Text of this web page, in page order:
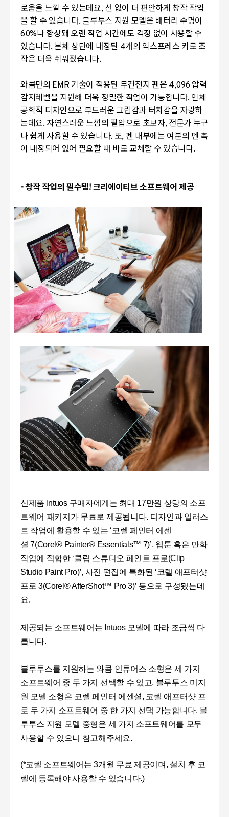
로움을 느낄 수 있는데요, 선 없이 더 편안하게 창작 작업
을 할 수 있습니다. 블루투스 지원 모델은 배터리 수명이
60%나 향상돼 오랜 작업 시간에도 걱정 없이 사용할 수
있습니다. 본체 상단에 내장된 4개의 익스프레스 키로 조
작은 더욱 쉬워졌습니다.
와콤만의 EMR 기술이 적용된 무건전지 펜은 4,096 압력
감지레벨을 지원해 더욱 정밀한 작업이 가능합니다. 인체
공학적 디자인으로 부드러운 그립감과 터치감을 자랑하
는데요. 자연스러운 느낌의 필압으로 초보자, 전문가 누구
나 쉽게 사용할 수 있습니다. 또, 펜 내부에는 여분의 펜 촉
이 내장되어 있어 필요할 때 바로 교체할 수 있습니다.
- 창작 작업의 필수템! 크리에이티브 소프트웨어 제공
신제품 Intuos 구매자에게는 최대 17만원 상당의 소프
트웨어 패키지가 무료로 제공됩니다. 디자인과 일러스
트 작업에 활용할 수 있는 ‘코렐 페인터 에센
셜 7(Corel® Painter® Essentials™ 7)’, 웹툰 혹은 만화
작업에 적합한 ‘클립 스튜디오 페인트 프로(Clip
Studio Paint Pro)’, 사진 편집에 특화된 ‘코렐 애프터샷
프로3(Corel® AfterShot™ Pro3)’ 등으로 구성됐는데
요.
제공되는 소프트웨어는 Intuos 모델에 따라 조금씩 다
릅니다.
블루투스를 지원하는 와콤 인튜어스 소형은 세 가지
소프트웨어 중 두 가지 선택할 수 있고, 블루투스 미지
원 모델 소형은 코렐 페인터 에센셜, 코렐 애프터샷 프
로 두 가지 소프트웨어 중 한 가지 선택 가능합니다. 블
루투스 지원 모델 중형은 세 가지 소프트웨어를 모두
사용할 수 있으니 참고해주세요.
(*코렐 소프트웨어는 3개월 무료 제공이며, 설치 후 코
렐에 등록해야 사용할 수 있습니다.)